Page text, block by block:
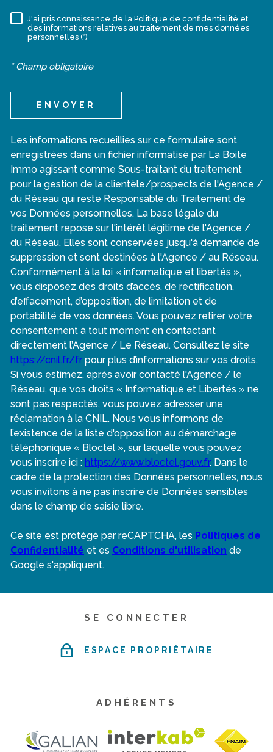
RÈGLEMENTATION
J'ai pris connaissance de la Politique de confidentialité et
des informations relatives au traitement de mes données
personnelles (*)
* Champ obligatoire
ENVOYER
Les informations recueillies sur ce formulaire sont
enregistrées dans un fichier informatisé par La Boite
Immo agissant comme Sous-traitant du traitement
pour la gestion de la clientèle/prospects de l'Agence /
du Réseau qui reste Responsable du Traitement de
vos Données personnelles. La base légale du
traitement repose sur l'intérêt légitime de l'Agence /
du Réseau. Elles sont conservées jusqu'à demande de
suppression et sont destinées à l'Agence / au Réseau.
Conformément à la loi « informatique et libertés »,
vous disposez des droits d’accès, de rectification,
d’effacement, d’opposition, de limitation et de
portabilité de vos données. Vous pouvez retirer votre
consentement à tout moment en contactant
directement l’Agence / Le Réseau. Consultez le site
https://cnil.fr/fr pour plus d’informations sur vos droits.
Si vous estimez, après avoir contacté l'Agence / le
Réseau, que vos droits « Informatique et Libertés » ne
sont pas respectés, vous pouvez adresser une
réclamation à la CNIL. Nous vous informons de
l’existence de la liste d'opposition au démarchage
téléphonique « Bloctel », sur laquelle vous pouvez
vous inscrire ici : https://www.bloctel.gouv.fr. Dans le
cadre de la protection des Données personnelles, nous
vous invitons à ne pas inscrire de Données sensibles
dans le champ de saisie libre.
Ce site est protégé par reCAPTCHA, les Politiques de
Confidentialité et es Conditions d'utilisation de
Google s'appliquent.
SE CONNECTER
ESPACE PROPRIÉTAIRE
ADHÉRENTS